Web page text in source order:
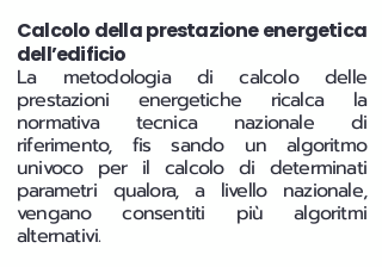
Calcolo della prestazione energetica
dell’edificio
La metodologia di calcolo delle
prestazioni energetiche ricalca la
normativa tecnica nazionale di
riferimento, fis sando un algoritmo
univoco per il calcolo di determinati
parametri qualora, a livello nazionale,
vengano consentiti più algoritmi
alternativi.